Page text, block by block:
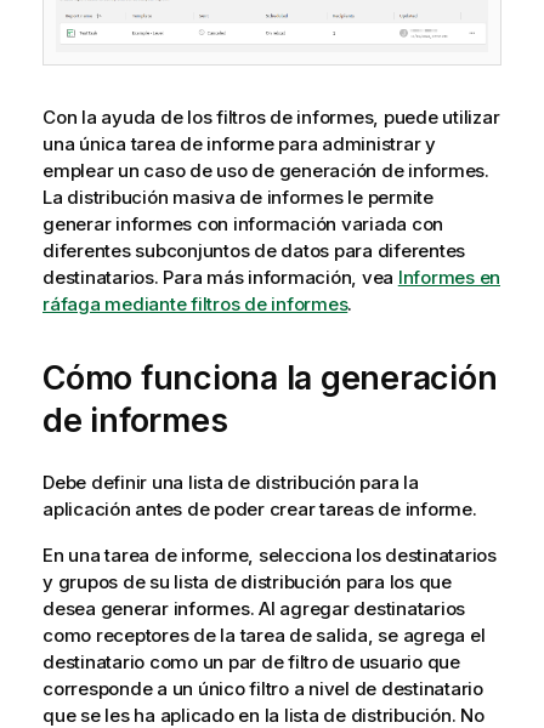
Con la ayuda de los filtros de informes, puede utilizar
una única tarea de informe para administrar y
emplear un caso de uso de generación de informes.
La distribución masiva de informes le permite
generar informes con información variada con
diferentes subconjuntos de datos para diferentes
destinatarios. Para más información, vea Informes en
ráfaga mediante filtros de informes.
Cómo funciona la generación
de informes
Debe definir una lista de distribución para la
aplicación antes de poder crear tareas de informe.
En una tarea de informe, selecciona los destinatarios
y grupos de su lista de distribución para los que
desea generar informes. Al agregar destinatarios
como receptores de la tarea de salida, se agrega el
destinatario como un par de filtro de usuario que
corresponde a un únicofiltroa nivel de destinatario
que se les ha aplicado en la lista de distribución. No